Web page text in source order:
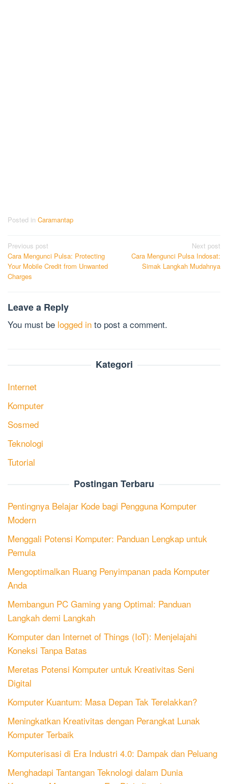
Posted in Caramantap
Post
navigation
Previous post
Cara Mengunci Pulsa: Protecting
Your Mobile Credit from Unwanted
Charges
Next post
Cara Mengunci Pulsa Indosat:
Simak Langkah Mudahnya
Leave a Reply
You must be logged in to post a comment.
Kategori
Internet
Komputer
Sosmed
Teknologi
Tutorial
Postingan Terbaru
Pentingnya Belajar Kode bagi Pengguna Komputer
Modern
Menggali Potensi Komputer: Panduan Lengkap untuk
Pemula
Mengoptimalkan Ruang Penyimpanan pada Komputer
Anda
Membangun PC Gaming yang Optimal: Panduan
Langkah demi Langkah
Komputer dan Internet of Things (IoT): Menjelajahi
Koneksi Tanpa Batas
Meretas Potensi Komputer untuk Kreativitas Seni
Digital
Komputer Kuantum: Masa Depan Tak Terelakkan?
Meningkatkan Kreativitas dengan Perangkat Lunak
Komputer Terbaik
Komputerisasi di Era Industri 4.0: Dampak dan Peluang
Menghadapi Tantangan Teknologi dalam Dunia